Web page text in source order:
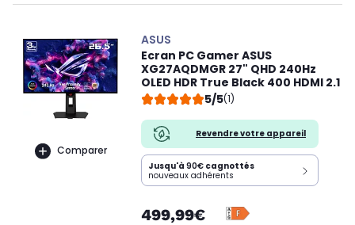
Comparer
ASUS
Ecran PC Gamer ASUS
XG27AQDMGR 27" QHD 240Hz
OLED HDR True Black 400 HDMI 2.1
5/5(1)
Revendre votre appareil
Jusqu'à 90€ cagnottés
nouveaux adhérents
499,99€